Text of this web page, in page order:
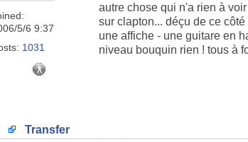
5/6 9:37
1031
autre chose qui n'a rien à
sur clapton... déçu de ce
une affiche - une guitare en
niveau bouquin rien ! tous à
Transfer